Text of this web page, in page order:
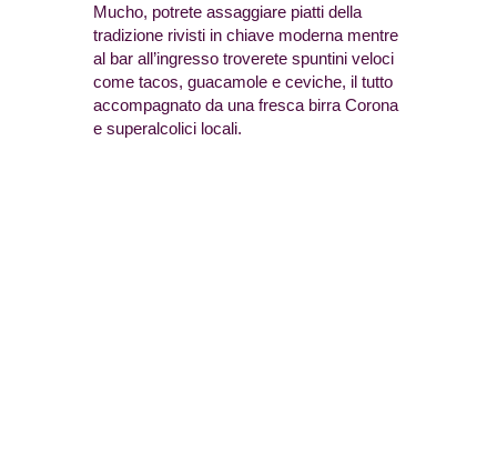
Mucho, potrete assaggiare piatti della
tradizione rivisti in chiave moderna mentre
al bar all’ingresso troverete spuntini veloci
come tacos, guacamole e ceviche, il tutto
accompagnato da una fresca birra Corona
e superalcolici locali.